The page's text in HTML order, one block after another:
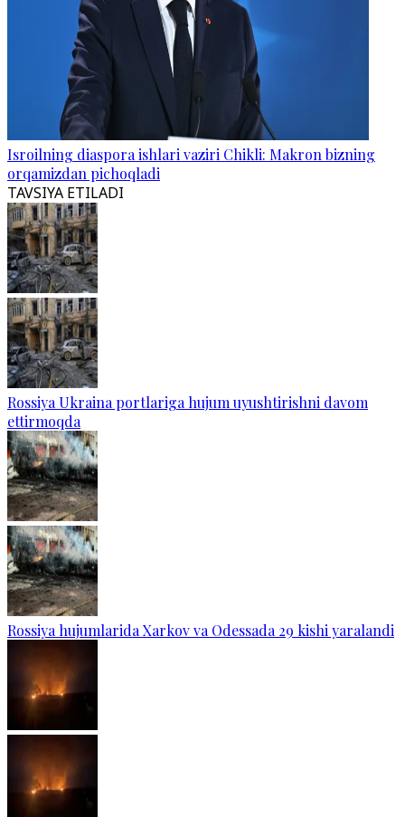
Isroilning diaspora ishlari vaziri Chikli: Makron bizning
orqamizdan pichoqladi
TAVSIYA ETILADI
Rossiya Ukraina portlariga hujum uyushtirishni davom
ettirmoqda
Rossiya hujumlarida Xarkov va Odessada 29 kishi yaralandi